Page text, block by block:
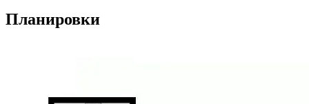
Планировки